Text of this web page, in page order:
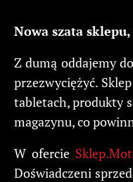
Nowa szata
Z dumą oddajemy
przezwyciężyć.
tabletach, produkty
magazynu, co
W ofercie
Doświadczeni